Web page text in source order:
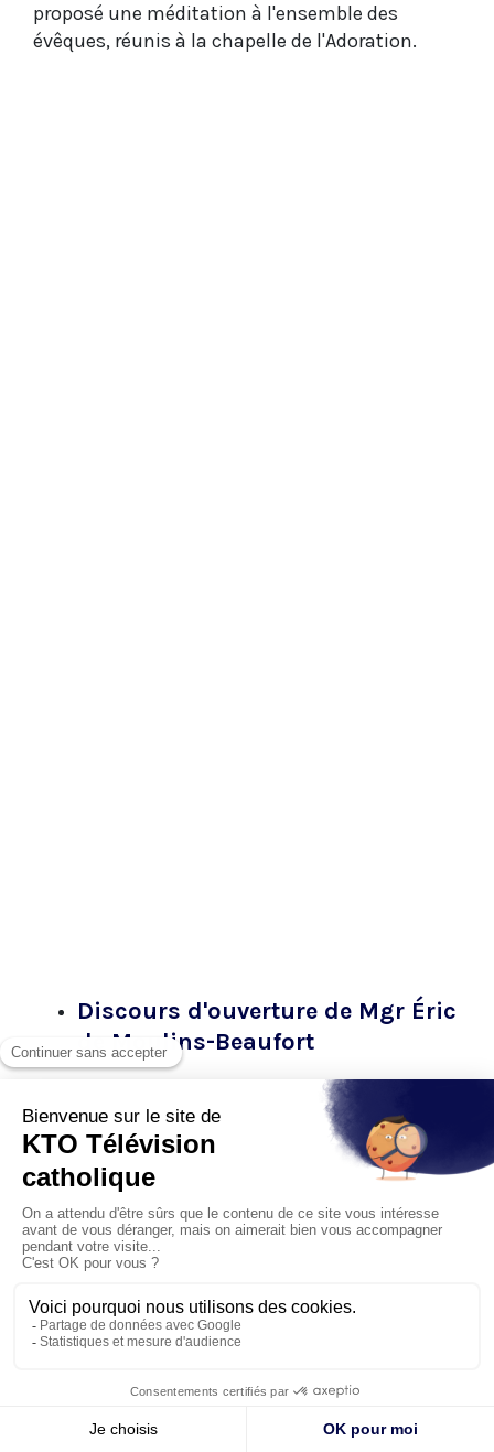
proposé une méditation à l'ensemble des
évêques, réunis à la chapelle de l'Adoration.
Discours d'ouverture de Mgr Éric
de Moulins-Beaufort